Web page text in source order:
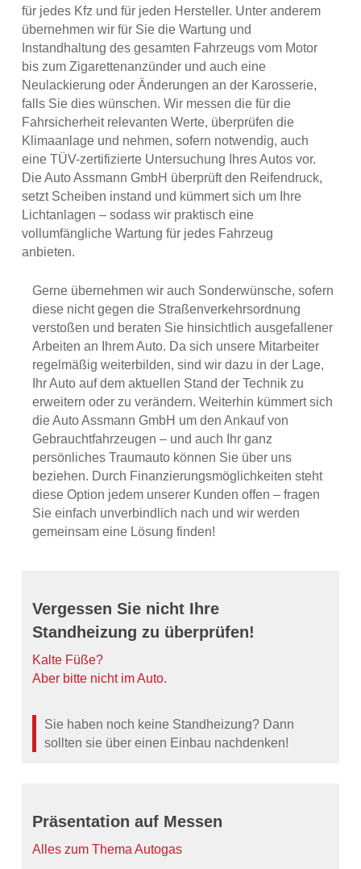
für jedes Kfz und für jeden Hersteller. Unter anderem
übernehmen wir für Sie die Wartung und
Instandhaltung des gesamten Fahrzeugs vom Motor
bis zum Zigarettenanzünder und auch eine
Neulackierung oder Änderungen an der Karosserie,
falls Sie dies wünschen. Wir messen die für die
Fahrsicherheit relevanten Werte, überprüfen die
Klimaanlage und nehmen, sofern notwendig, auch
eine TÜV-zertifizierte Untersuchung Ihres Autos vor.
Die Auto Assmann GmbH überprüft den Reifendruck,
setzt Scheiben instand und kümmert sich um Ihre
Lichtanlagen – sodass wir praktisch eine
vollumfängliche Wartung für jedes Fahrzeug
anbieten.
Gerne übernehmen wir auch Sonderwünsche, sofern
diese nicht gegen die Straßenverkehrsordnung
verstoßen und beraten Sie hinsichtlich ausgefallener
Arbeiten an Ihrem Auto. Da sich unsere Mitarbeiter
regelmäßig weiterbilden, sind wir dazu in der Lage,
Ihr Auto auf dem aktuellen Stand der Technik zu
erweitern oder zu verändern. Weiterhin kümmert sich
die Auto Assmann GmbH um den Ankauf von
Gebrauchtfahrzeugen – und auch Ihr ganz
persönliches Traumauto können Sie über uns
beziehen. Durch Finanzierungsmöglichkeiten steht
diese Option jedem unserer Kunden offen – fragen
Sie einfach unverbindlich nach und wir werden
gemeinsam eine Lösung finden!
Vergessen Sie nicht Ihre
Standheizung zu überprüfen!
Kalte Füße?
Aber bitte nicht im Auto.
Sie haben noch keine Standheizung? Dann
sollten sie über einen Einbau nachdenken!
Präsentation auf Messen
Alles zum Thema Autogas